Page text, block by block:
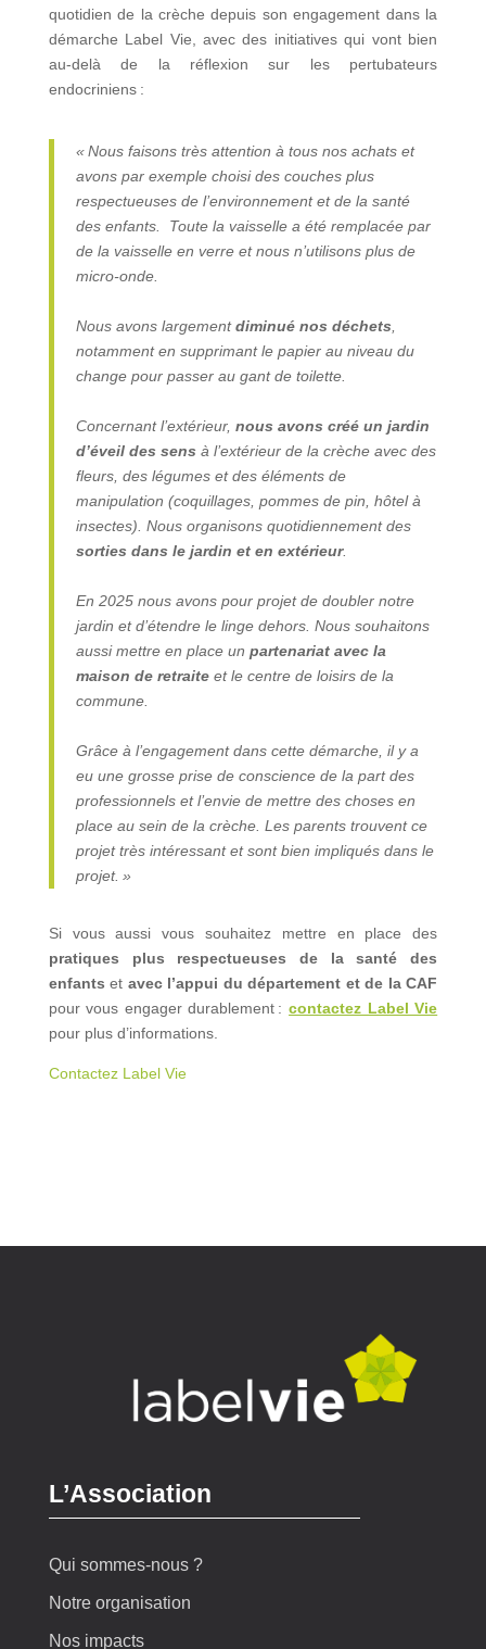
quotidien de la crèche depuis son engagement dans la
démarche Label Vie, avec des initiatives qui vont bien
au-delà de la réflexion sur les pertubateurs
endocriniens :
« Nous faisons très attention à tous nos achats et
avons par exemple choisi des couches plus
respectueuses de l’environnement et de la santé
des enfants. Toute la vaisselle a été remplacée par
de la vaisselle en verre et nous n’utilisons plus de
micro-onde.
Nous avons largementdiminué nos déchets
notamment en supprimant le papier au niveau du
change pour passer au gant de toilette.
Concernant l’extérieur, nous avons créé un jardin
d’éveil des sens à l’extérieur de la crèche avec des
fleurs, des légumes et des éléments de
manipulation (coquillages, pommes de pin, hôtel à
insectes). Nous organisons quotidiennement des
sorties dans le jardin et en extérieur.
En 2025 nous avons pour projet de doubler notre
jardin et d’étendre le linge dehors. Nous souhaitons
aussi mettre en place un partenariat avec la
maison de retraiteet le centre de loisirs de la
commune.
Grâce à l’engagement dans cette démarche, il y a
eu une grosse prise de conscience de la part des
professionnels et l’envie de mettre des choses en
place au sein de la crèche. Les parents trouvent ce
projet très intéressant et sont bien impliqués dans le
projet. »
Si vous aussi vous souhaitez mettre en place des
pratiques plus respectueuses de la santé des
enfants et avec l’appui du département et de la CAF
pour vous engager durablement :contactez Label Vie
pour plus d’informations.
Contactez Label Vie
L’Association
Qui sommes-nous ?
Notre organisation
Nos impacts